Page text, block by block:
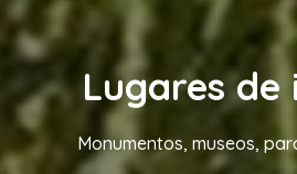
Lugares de
Monumentos, museos,